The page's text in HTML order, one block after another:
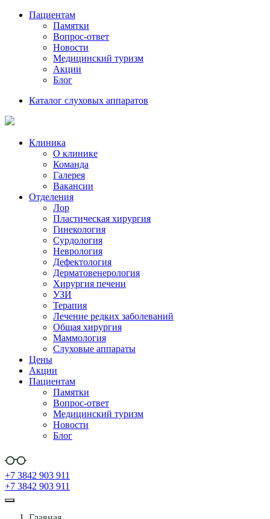
Пациентам
Памятки
Вопрос-ответ
Новости
Медицинский туризм
Акции
Блог
Каталог слуховых аппаратов
Клиника
О клинике
Команда
Галерея
Вакансии
Отделения
Лор
Пластическая хирургия
Гинекология
Сурдология
Неврология
Дефектология
Дерматовенерология
Хирургия печени
УЗИ
Терапия
Лечение редких заболеваний
Общая хирургия
Маммология
Слуховые аппараты
Цены
Акции
Пациентам
Памятки
Вопрос-ответ
Медицинский туризм
Новости
Блог
+7 3842 903 911
+7 3842 903 911